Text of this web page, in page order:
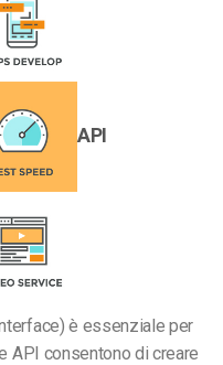
API
è essenziale per
API consentono di creare